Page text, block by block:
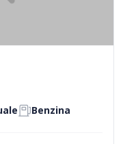
Benzina